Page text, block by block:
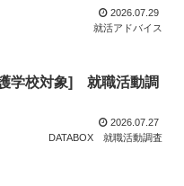
2026.07.29
就活アドバイス
学校対象] 就職活動調
2026.07.27
DATABOX
就職活動調査